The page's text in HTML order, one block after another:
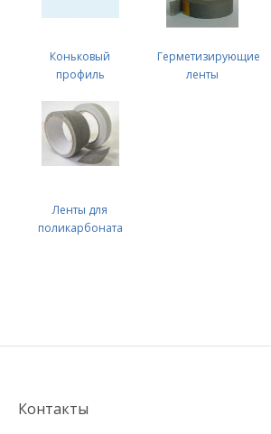
Коньковый
профиль
Герметизирующие
ленты
Ленты для
поликарбоната
Контакты